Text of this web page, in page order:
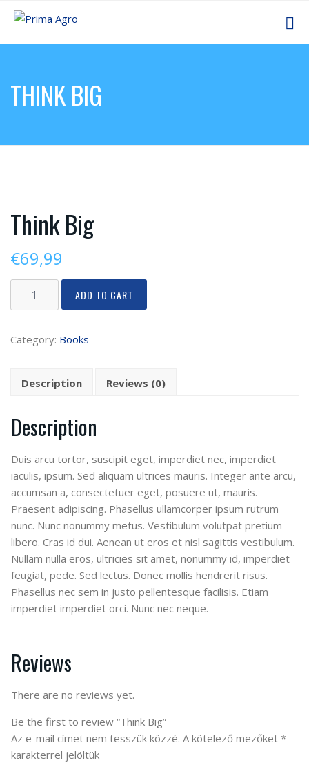
THINK BIG
Think Big
€69,99
ADD TO CART
Category: Books
Description Reviews (0)
Description
Duis arcu tortor, suscipit eget, imperdiet nec, imperdiet
iaculis, ipsum. Sed aliquam ultrices mauris. Integer ante arcu,
accumsan a, consectetuer eget, posuere ut, mauris.
Praesent adipiscing. Phasellus ullamcorper ipsum rutrum
nunc. Nunc nonummy metus. Vestibulum volutpat pretium
libero. Cras id dui. Aenean ut eros et nisl sagittis vestibulum.
Nullam nulla eros, ultricies sit amet, nonummy id, imperdiet
feugiat, pede. Sed lectus. Donec mollis hendrerit risus.
Phasellus nec sem in justo pellentesque facilisis. Etiam
imperdiet imperdiet orci. Nunc nec neque.
Reviews
There are no reviews yet.
Be the first to review “Think Big”
Az e-mail címet nem tesszük közzé. A kötelező mezőket *
karakterrel jelöltük